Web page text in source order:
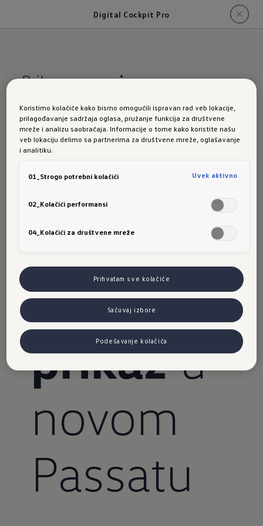
Digital Cockpit Pro
Prikazpo meri
Digital
Cockpit
Pro i
Head-up
prikazu
novom
Passatu
Koristimo kolačiće kako bismo omogućili ispravan rad veb lokacije,
prilagođavanje sadržaja oglasa, pružanje funkcija za društvene
mreže i analizu saobraćaja. Informacije o tome kako koristite našu
veb lokaciju delimo sa partnerima za društvene mreže, oglašavanje
i analitiku.
01_Strogo potrebni kolačići Uvek aktivno
02_Kolačići performansi
04_Kolačići za društvene mreže
Prihvatam sve kolačiće
Sačuvaj izbore
Podešavanje kolačića